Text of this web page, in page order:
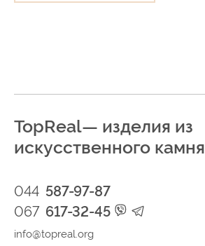
TopReal— изделия из
искусственного камня
044 587-97-87
067 617-32-45
info@topreal.org